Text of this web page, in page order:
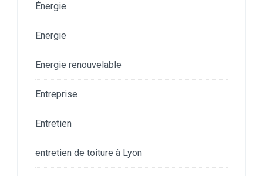
Énergie
Energie
Energie renouvelable
Entreprise
Entretien
entretien de toiture à Lyon